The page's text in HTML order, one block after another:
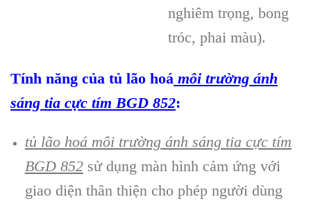
nghiêm trọng, bong
tróc, phai màu).
Tính năng của tủ lão hoá môi trường ánh
sáng tia cực tím BGD 852:
tủ lão hoá môi trường ánh sáng tia cực tím
BGD 852sử dụng màn hình cảm ứng với
giao diện thân thiện cho phép người dùng